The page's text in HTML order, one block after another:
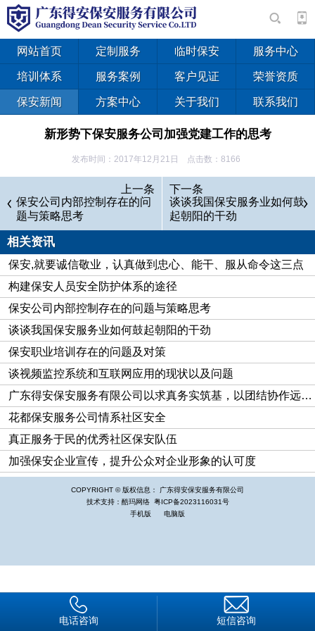
网站首页 定制服务 临时保安 服务中心
培训体系 服务案例 客户见证 荣誉资质
保安新闻 方案中心 关于我们 联系我们
新形势下保安服务公司加强党建工作的思考
发布时间：2017年12月21日 点击数：8166
上一条
保安公司内部控制存在的问
题与策略思考
下一条
谈谈我国保安服务业如何鼓
起朝阳的干劲
相关资讯
保安,就要诚信敬业，认真做到忠心、能干、服从命令这三点
构建保安人员安全防护体系的途径
保安公司内部控制存在的问题与策略思考
谈谈我国保安服务业如何鼓起朝阳的干劲
保安职业培训存在的问题及对策
谈视频监控系统和互联网应用的现状以及问题
广东得安保安服务有限公司以求真务实筑基，以团结协作远航，在新征程里共铸辉煌“获得感”
花都保安服务公司情系社区安全
真正服务于民的优秀社区保安队伍
加强保安企业宣传，提升公众对企业形象的认可度
COPYRIGHT © 版权信息： 广东得安保安服务有限公司
技术支持：酷玛网络 粤ICP备2023116031号
手机版
电脑版
电话咨询 短信咨询